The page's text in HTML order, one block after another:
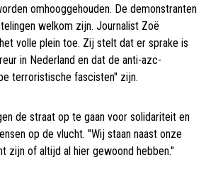
omhooggehouden. De demonstranten
welkom zijn. Journalist Zoë
volle plein toe. Zij stelt dat er sprake is
in Nederland en dat de anti-azc-
terroristische fascisten" zijn.
de straat op te gaan voor solidariteit en
op de vlucht. "Wij staan naast onze
zijn of altijd al hier gewoond hebben."